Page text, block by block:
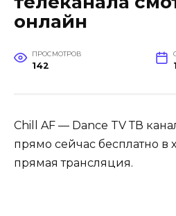
онлайн
ПРОСМОТРОВ
142
Chill AF — Dance TV ТВ
прямо сейчас бесплатно в
прямая трансляция.